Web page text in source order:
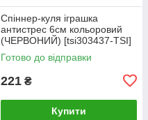
Спіннер-куля іграшка
антистрес 6см кольоровий
(ЧЕРВОНИЙ) [tsi303437-TSI]
Готово до відправки
221 ₴
Купити